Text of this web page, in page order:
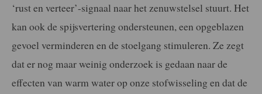
‘rust en verteer’-signaal naar het zenuwstelsel stuurt. Het
kan ook de spijsvertering ondersteunen, een opgeblazen
gevoel verminderen en de stoelgang stimuleren. Ze zegt
dat er nog maar weinig onderzoek is gedaan naar de
effecten van warm water op onze stofwisseling en dat de